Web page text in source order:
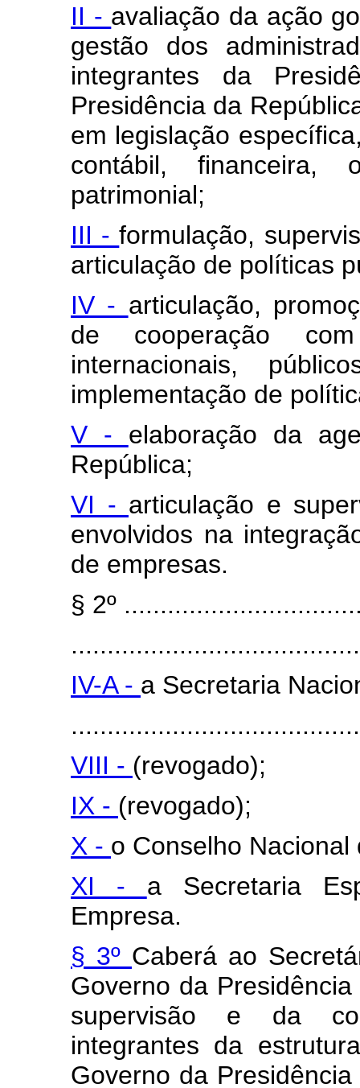
II - avaliação da ação
gestão dos
integrantes da
Presidência da
em legislação
contábil, financeira,
patrimonial;
III -formulação,
articulação de políticas
IV - articulação,
de cooperação
internacionais,
implementação de
V - elaboração da
República;
VI - articulação e
envolvidos na
de empresas.
§ 2º
IV-A - a Secretaria
VIII - (revogado);
IX - (revogado);
X - o Conselho Nacional
XI - a Secretaria
Empresa.
§ 3º Caberá ao
Governo da
supervisão e da
integrantes da
Governo da